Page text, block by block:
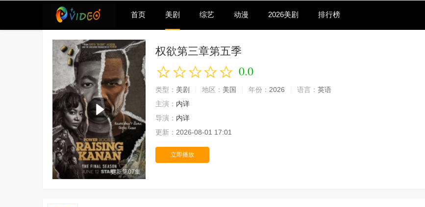
首页 美剧 综艺 动漫 2026美剧 排行榜
更新第07集
权欲第三章第五季
0.0
类型： 美剧 地区： 美国 年份： 2026 语言： 英语
主演： 内详
导演： 内详
更新： 2026-08-01 17:01
立即播放